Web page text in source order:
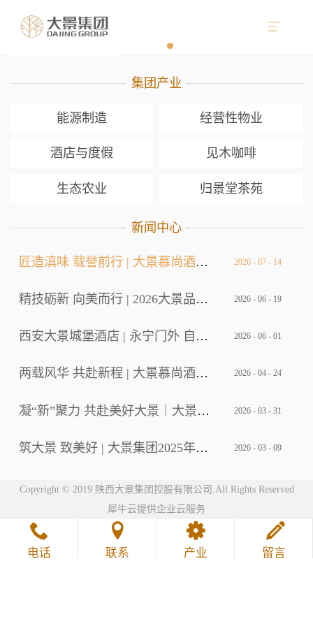
集团产业
能源制造 经营性物业
酒店与度假 见木咖啡
生态农业 归景堂茶苑
新闻中心
匠造滇味 载誉前行 | 大景慕尚酒店厨师长荣获双金 2026 - 07 - 14
精技砺新 向美而行 | 2026大景品牌标准考核暨服务技能大赛 2026 - 06 - 19
西安大景城堡酒店 | 永宁门外 自成主角 2026 - 06 - 01
两载风华 共赴新程 | 大景慕尚酒店2周年店庆客户答谢会暨草坪婚礼发布 2026 - 04 - 24
凝“新”聚力 共赴美好大景｜大景集团2026年第一期新员工培训 2026 - 03 - 31
筑大景 致美好 | 大景集团2025年工作总结暨2026年工作计划会议 2026 - 03 - 09
Copyright © 2019 陕西大景集团控股有限公司.All Rights Reserved
犀牛云提供企业云服务
电话 联系 产业 留言